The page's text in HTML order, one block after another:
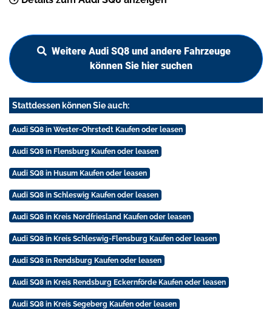
Weitere Audi SQ8 und andere Fahrzeuge
können Sie hier suchen
Stattdessen können Sie auch:
Audi SQ8 in Wester-Ohrstedt Kaufen oder leasen
Audi SQ8 in Flensburg Kaufen oder leasen
Audi SQ8 in Husum Kaufen oder leasen
Audi SQ8 in Schleswig Kaufen oder leasen
Audi SQ8 in Kreis Nordfriesland Kaufen oder leasen
Audi SQ8 in Kreis Schleswig-Flensburg Kaufen oder leasen
Audi SQ8 in Rendsburg Kaufen oder leasen
Audi SQ8 in Kreis Rendsburg Eckernförde Kaufen oder leasen
Audi SQ8 in Kreis Segeberg Kaufen oder leasen